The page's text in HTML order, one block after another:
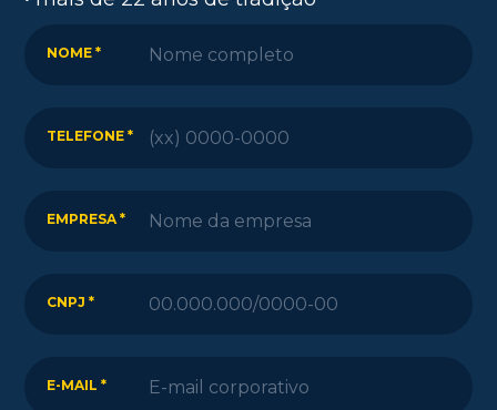
NOME *
TELEFONE *
EMPRESA *
CNPJ *
E-MAIL *